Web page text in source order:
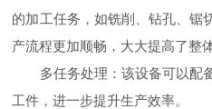
的加工任务，如铣削、钻孔、锯
产流程更加顺畅，大大提高了整
多任务处理：该设备可以配
工件，进一步提升生产效率。